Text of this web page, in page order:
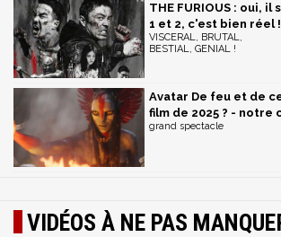
THE FURIOUS : oui, il
1 et 2, c'est bien réel !
VISCERAL, BRUTAL,
BESTIAL, GENIAL !
Avatar De feu et de
film de 2025 ? - notre
grand spectacle
VIDÉOS À NE PAS